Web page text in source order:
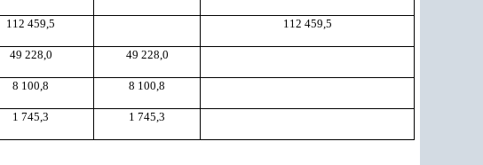
112 459,5 112 459,5
49 228,0 49 228,0
8 100,8 8 100,8
1 745,3 1 745,3